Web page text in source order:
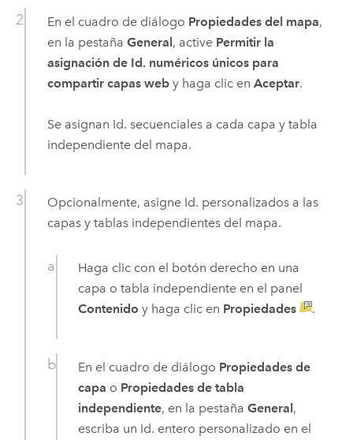
En el cuadro de diálogo Propiedades del mapa,
en la pestaña General, active Permitir la
asignación de Id. numéricos únicos para
compartir capas weby haga clic en Aceptar.
Se asignan Id. secuenciales a cada capa y tabla
independiente del mapa.
Opcionalmente, asigne Id. personalizados a las
capas y tablas independientes del mapa.
Haga clic con el botón derecho en una
capa o tabla independiente en el panel
Contenido y haga clic en Propiedades .
En el cuadro de diálogo Propiedades de
capa o Propiedades de tabla
independiente, en la pestañaGeneral,
escriba un Id. entero personalizado en el